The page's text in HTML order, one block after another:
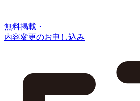
無料掲載・
内容変更のお申し込み